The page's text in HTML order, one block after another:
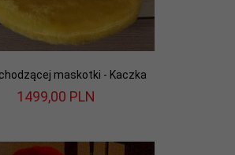
chodzącej maskotki - Kaczka
1499,00 PLN